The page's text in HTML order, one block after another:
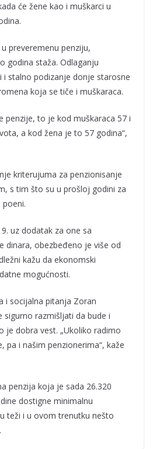
će žene kao i muškarci u
preveremenu penziju,
godina staža. Odlaganju
i stalno podizanje donje starosne
koja se tiče i muškaraca.
penzije, to je kod muškaraca 57 i
a kod žena je to 57 godina“,
kriterujuma za penzionisanje
s tim što su u prošloj godini za
poeni.
uz dodatak za one sa
dinara, obezbeđeno je više od
kažu da ekonomski
mogućnosti.
i socijalna pitanja Zoran
razmišljati da bude i
je dobra vest. „Ukoliko radimo
pa i našim penzionerima“, kaže
penzija koja je sada 26.320
dostigne minimalnu
teži i u ovom trenutku nešto